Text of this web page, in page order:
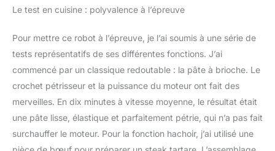
Le test en cuisine : polyvalence à l’épreuve
Pour mettre ce robot à l’épreuve, je l’ai soumis à une série de
tests représentatifs de ses différentes fonctions. J’ai
commencé par un classique redoutable : la pâte à brioche. Le
crochet pétrisseur et la puissance du moteur ont fait des
merveilles. En dix minutes à vitesse moyenne, le résultat était
une pâte lisse, élastique et parfaitement pétrie, qui n’a pas fait
surchauffer le moteur. Pour la fonction hachoir, j’ai utilisé une